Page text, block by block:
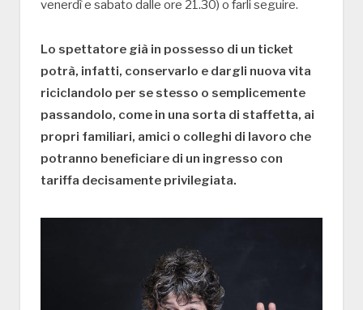
venerdì e sabato dalle ore 21.30) o farli seguire.
Lo spettatore già in possesso di un ticket
potrà, infatti, conservarlo e dargli nuova vita
riciclandolo per se stesso o semplicemente
passandolo, come in una sorta di staffetta, ai
propri familiari, amici o colleghi di lavoro che
potranno beneficiare di un ingresso con
tariffa decisamente privilegiata.